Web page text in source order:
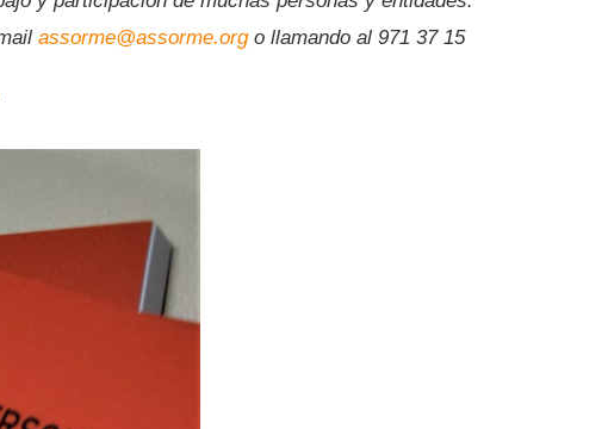
assorme@assorme.orgo llamando al 971 37 15